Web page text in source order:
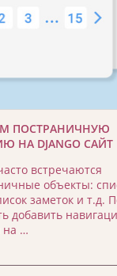
ПОСТРАНИЧНУЮ
НА DJANGO САЙТ
встречаются
объекты:
заметок и т.д.
добавить
на …